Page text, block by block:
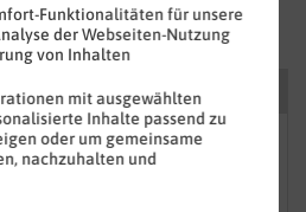
Funktionalitäten für unsere
der Webseiten-Nutzung
von Inhalten
mit ausgewählten
Inhalte passend zu
oder um gemeinsame
nachzuhalten und